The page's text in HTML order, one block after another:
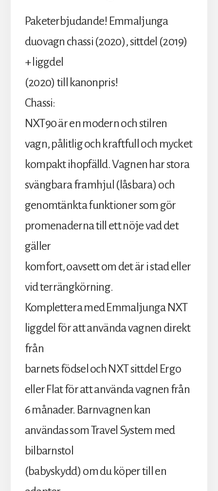
Paketerbjudande! Emmaljunga
duovagn chassi (2020), sittdel (2019)
+ liggdel
(2020) till kanonpris!
Chassi:
NXT90 är en modern och stilren
vagn, pålitlig och kraftfull och mycket
kompakt ihopfälld. Vagnen har stora
svängbara framhjul (låsbara) och
genomtänkta funktioner som gör
promenaderna till ett nöje vad det
gäller
komfort, oavsett om det är i stad eller
vid terrängkörning.
Komplettera med Emmaljunga NXT
liggdel för att använda vagnen direkt
från
barnets födsel och NXT sittdel Ergo
eller Flat för att använda vagnen från
6 månader. Barnvagnen kan
användas som Travel System med
bilbarnstol
(babyskydd) om du köper till en